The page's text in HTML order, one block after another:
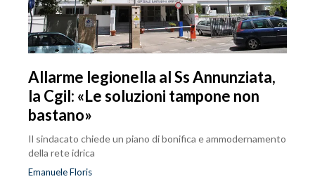
Allarme legionella al Ss Annunziata,
la Cgil: «Le soluzioni tampone non
bastano»
Il sindacato chiede un piano di bonifica e ammodernamento
della rete idrica
Emanuele Floris